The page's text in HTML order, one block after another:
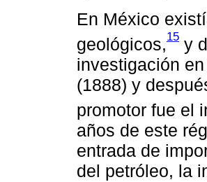
En México
geológicos,15 y
investigación
(1888) y
promotor fue el
años de este
entrada de
del petróleo, la